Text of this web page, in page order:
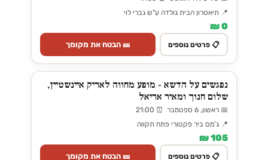
📍 תיאטרון הבית גולדה ע"ש גברי לוי
0 ₪
📋 פרטים נוספים 🎫 הבטח את מקומך
נפגשים על הדשא - מופע מחווה לאריק איינשטיין,
שלום חנוך ומאיר אריאל
📅 ראשון, 6 ספטמבר ⏰ 21:00
📍 ג'מס ביר פקטורי פתח תקווה
105 ₪
📋 פרטים נוספים 🎫 הבטח את מקומך